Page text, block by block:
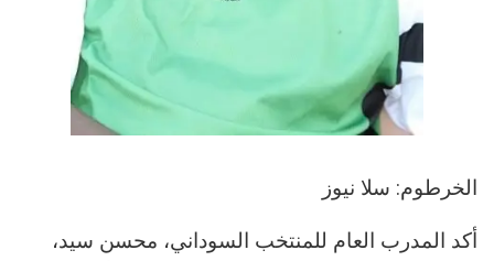
الخرطوم: سلا نيوز
أكد المدرب العام للمنتخب السوداني، محسن سيد،